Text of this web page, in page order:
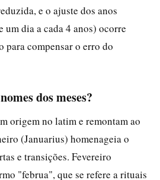
e o ajuste dos anos
um dia a cada 4 anos) ocorre
para compensar o erro do
dos meses?
origem no latim e remontam ao
(Januarius) homenageia o
e transições. Fevereiro
"februa", que se refere a rituais